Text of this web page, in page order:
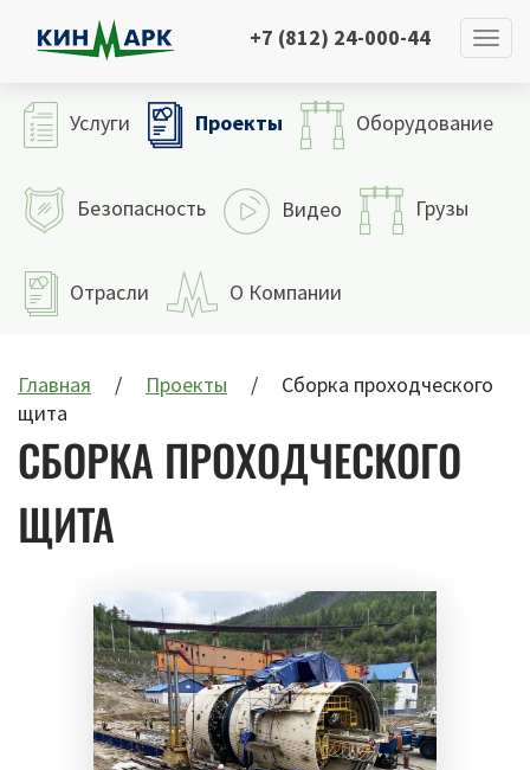
+7 (812) 24-000-44
Услуги Проекты Оборудование
Безопасность Видео Грузы
Отрасли О Компании
Главная Проекты
Сборка проходческого
щита
СБОРКА ПРОХОДЧЕСКОГО
ЩИТА